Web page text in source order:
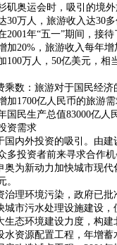
矶奥运会时，吸引的境
30万人，旅游收入达30多
年“五一”期间，接待
加20%，旅游收入每年
100万人，50亿美元，相
：旅游对于国民经济
加1700亿人民币的旅游
国民生产总值83000亿人
需求
外投资的吸引。由建
多投资者前来寻求合作机
新动力加快城市现代
。
环境污染，政府已批
污水处理设施建设，
环境建设力度，构建
源配置工程，年增蓄水